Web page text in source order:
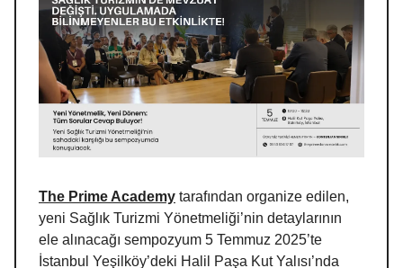
The Prime Academy tarafından organize edilen,
yeni Sağlık Turizmi Yönetmeliği’nin detaylarının
ele alınacağı sempozyum 5 Temmuz 2025’te
İstanbul Yeşilköy’deki Halil Paşa Kut Yalısı’nda